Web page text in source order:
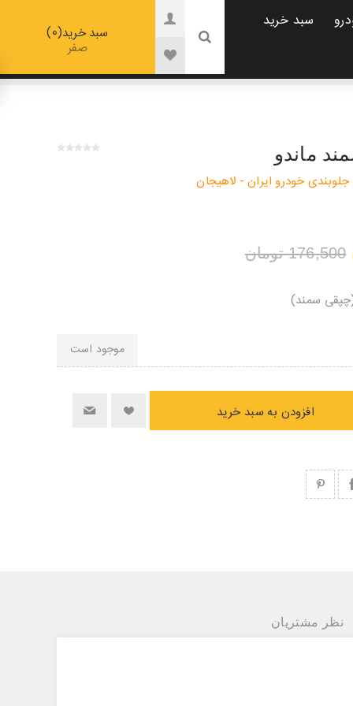
سبد خرید
سبد خرید 0
صفر
ماندو
خودرو ایران - لاهیجان
176,500 تومان
سمند)
موجود است
افزودن به سبد خرید
نظر مشتریان